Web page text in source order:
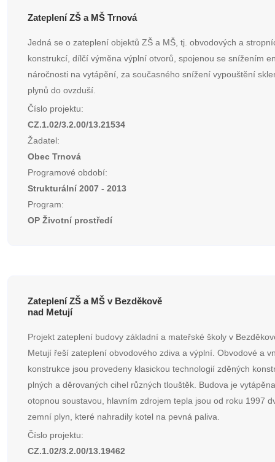
Zateplení ZŠ a MŠ Trnová
Jedná se o zateplení objektů ZŠ a MŠ, tj. obvodových a
konstrukcí, dílčí výměna výplní otvorů, spojenou se snížením
náročnosti na vytápění, za současného snížení vypouštění
plynů do ovzduší.
Číslo projektu:
CZ.1.02/3.2.00/13.21534
Žadatel:
Obec Trnová
Programové období:
Strukturální 2007 - 2013
Program:
OP Životní prostředí
Zateplení ZŠ a MŠ v Bezděkově
nad Metují
Projekt zateplení budovy základní a mateřské školy v
Metují řeší zateplení obvodového zdiva a výplní. Obvodové a
konstrukce jsou provedeny klasickou technologií zděných
plných a děrovaných cihel různých tlouštěk. Budova je
otopnou soustavou, hlavním zdrojem tepla jsou od roku 1997
zemní plyn, které nahradily kotel na pevná paliva.
Číslo projektu:
CZ.1.02/3.2.00/13.19462